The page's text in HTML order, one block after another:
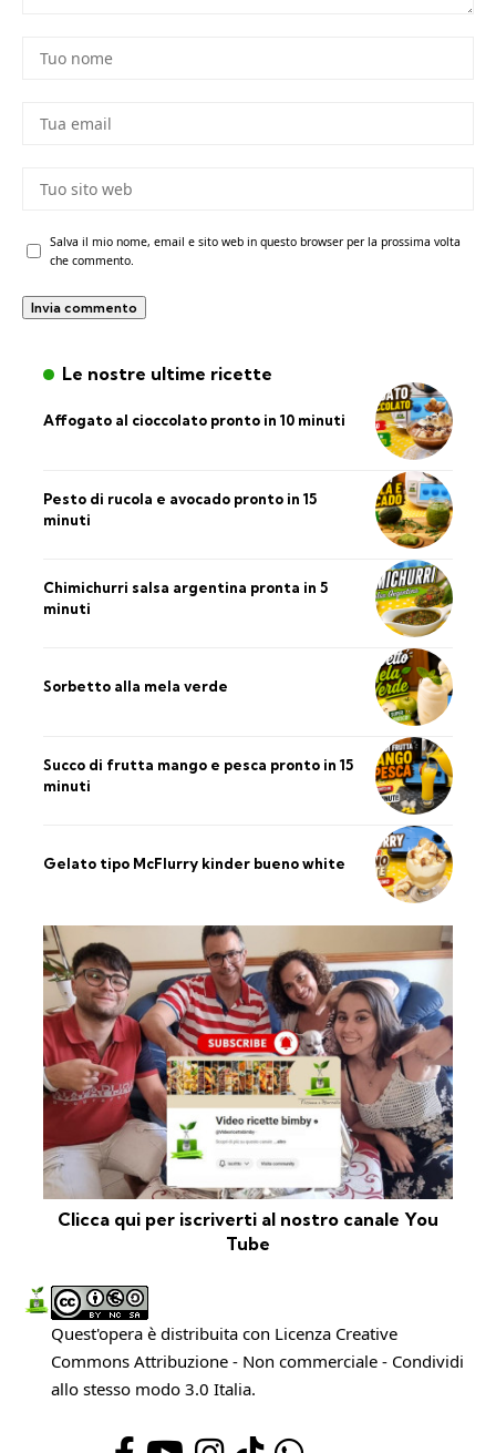
Salva il mio nome, email e sito web in questo browser per la prossima volta
che commento.
Le nostre ultime ricette
Affogato al cioccolato pronto in 10 minuti
Pesto di rucola e avocado pronto in 15
minuti
Chimichurri salsa argentina pronta in 5
minuti
Sorbetto alla mela verde
Succo di frutta mango e pesca pronto in 15
minuti
Gelato tipo McFlurry kinder bueno white
Clicca qui per iscriverti al nostro canale You
Tube
Quest'opera è distribuita con Licenza Creative
Commons Attribuzione - Non commerciale - Condividi
allo stesso modo 3.0 Italia.